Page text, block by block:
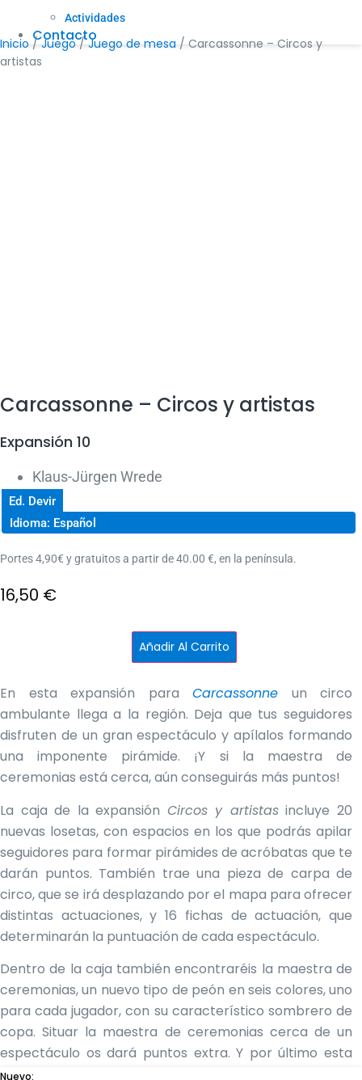
Actividades
Contacto
Inicio /Juego/Juego de mesa / Carcassonne – Circos y
artistas
Carcassonne – Circos y artistas
Expansión 10
Klaus-Jürgen Wrede
Ed. Devir
Idioma: Español
Portes 4,90€ y gratuitos a partir de 40.00 €, en la península.
16,50 €
cantidad
Añadir Al Carrito
En esta expansión para Carcassonne un circo
ambulante llega a la región. Deja que tus seguidores
disfruten de un gran espectáculo y apílalos formando
una imponente pirámide. ¡Y si la maestra de
ceremonias está cerca, aún conseguirás más puntos!
La caja de la expansión Circos y artistasincluye 20
nuevas losetas, con espacios en los que podrás apilar
seguidores para formar pirámides de acróbatas que te
darán puntos. También trae una pieza de carpa de
circo, que se irá desplazando por el mapa para ofrecer
distintas actuaciones, y 16 fichas de actuación, que
determinarán la puntuación de cada espectáculo.
Dentro de la caja también encontraréis la maestra de
ceremonias, un nuevo tipo de peón en seis colores, uno
para cada jugador, con su característico sombrero de
copa. Situar la maestra de ceremonias cerca de un
espectáculo os dará puntos extra. Y por último esta
expansión añade 12 seguidores normales, dos por
Nuevo: